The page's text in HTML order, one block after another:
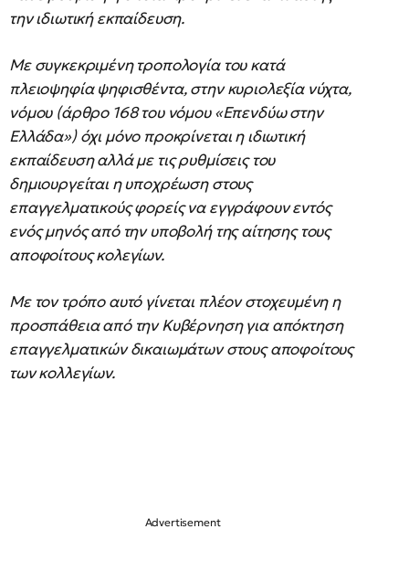
την ιδιωτική εκπαίδευση.
Με συγκεκριμένη τροπολογία του κατά
πλειοψηφία ψηφισθέντα, στην κυριολεξία νύχτα,
νόμου (άρθρο 168 του νόμου «Επενδύω στην
Ελλάδα») όχι μόνο προκρίνεται η ιδιωτική
εκπαίδευση αλλά με τις ρυθμίσεις του
δημιουργείται η υποχρέωση στους
επαγγελματικούς φορείς να εγγράφουν εντός
ενός μηνός από την υποβολή της αίτησης τους
αποφοίτους κολεγίων.
Με τον τρόπο αυτό γίνεται πλέον στοχευμένη η
προσπάθεια από την Κυβέρνηση για απόκτηση
επαγγελματικών δικαιωμάτων στους αποφοίτους
των κολλεγίων.